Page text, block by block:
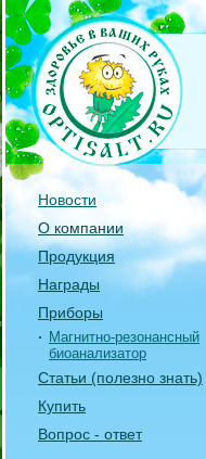
Новости
О компании
Продукция
Награды
Приборы
Магнитно-резонансный
биоанализатор
Статьи (полезно знать)
Купить
Вопрос - ответ